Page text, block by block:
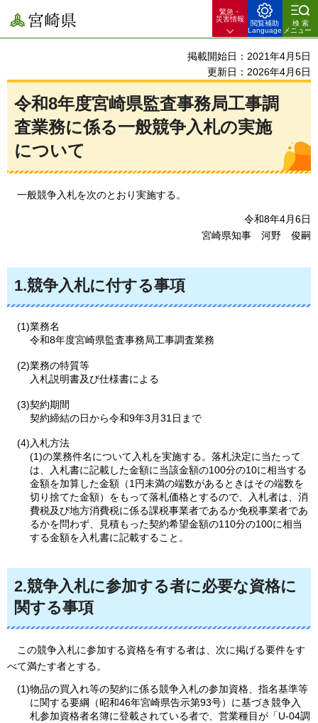
宮崎県
緊急・
災害情報
閲覧補助
Language
検索
メニュー
掲載開始日：2021年4月5日
更新日：2026年4月6日
令和8年度宮崎県監査事務局工事調
査業務に係る一般競争入札の実施
について
一般競争入札を次のとおり実施する。
令和8年4月6日
宮崎県知事
河野 俊嗣
1.競争入札に付する事項
(1)業務名
令和8年度宮崎県監査事務局工事調査業務
(2)業務の特質等
入札説明書及び仕様書による
(3)契約期間
契約締結の日から令和9年3月31日まで
(4)入札方法
(1)の業務件名について入札を実施する。落札決定に当たって
は、入札書に記載した金額に当該金額の100分の10に相当する
金額を加算した金額（1円未満の端数があるときはその端数を
切り捨てた金額）をもって落札価格とするので、入札者は、消
費税及び地方消費税に係る課税事業者であるか免税事業者であ
るかを問わず、見積もった契約希望金額の110分の100に相当
する金額を入札書に記載すること。
2.競争入札に参加する者に必要な資格に
関する事項
この競争入札に参加する資格を有する者は、次に掲げる要件をす
べて満たす者とする。
(1)物品の買入れ等の契約に係る競争入札の参加資格、指名基準等
に関する要綱（昭和46年宮崎県告示第93号）に基づき競争入
札参加資格者名簿に登載されている者で、営業種目が「U-04調